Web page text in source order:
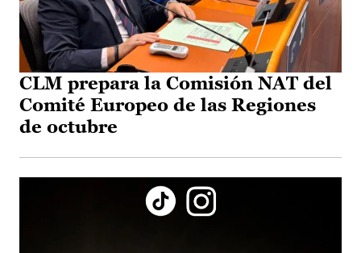
CLM prepara la Comisión NAT del
Comité Europeo de las Regiones
de octubre